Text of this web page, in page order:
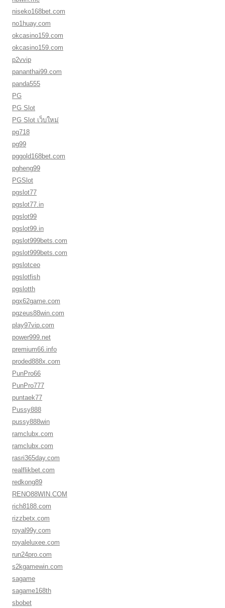
niseko168bet.com
no1huay.com
okcasino159.com
okcasino159.com
p2vvip
pananthai99.com
panda555
PG
PG Slot
PG Slot เว็บใหม่
pg718
pg99
pggold168bet.com
pgheng99
PGSlot
pgslot77
pgslot77.in
pgslot99
pgslot99.in
pgslot999bets.com
pgslot999bets.com
pgslotceo
pgslotfish
pgslotth
pgx62game.com
pgzeus88win.com
play97vip.com
power999.net
premium66.info
proded888x.com
PunPro66
PunPro777
puntaek77
Pussy888
pussy888win
ramclubx.com
ramclubx.com
rasri365day.com
realflikbet.com
redkong89
RENO88WIN.COM
rich8188.com
rizzbetx.com
royal99y.com
royaleluxee.com
run24pro.com
s2kgamewin.com
sagame
sagame168th
sbobet